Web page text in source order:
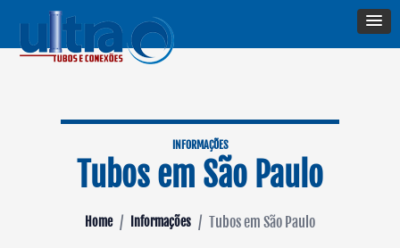
INFORMAÇÕES
Tubos em São Paulo
Home / Informações / Tubos em São Paulo